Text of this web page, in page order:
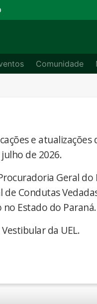
Comunidade
e
de 2026.
Geral do
Condutas
no Estado do Paraná.
da UEL.